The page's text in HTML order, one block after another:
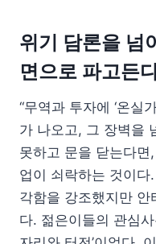
위기 담론을 넘
면으로 파고든
“무역과 투자에 ‘온실
가 나오고, 그 장벽을
못하고 문을 닫는다
업이 쇠락하는 것이
각함을 강조했지만 안
다. 젊은이들의 관심